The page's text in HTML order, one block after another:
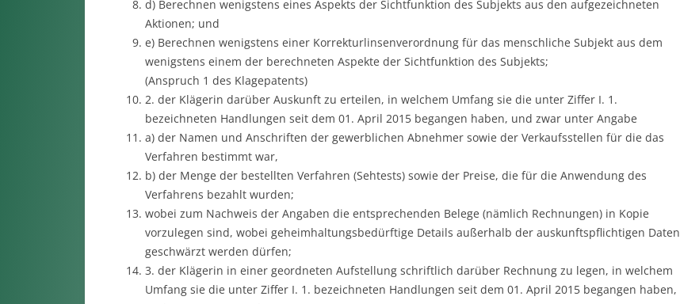
d) Berechnen wenigstens eines Aspekts der Sichtfunktion des Subjekts aus den aufgezeichneten
Aktionen; und
e) Berechnen wenigstens einer Korrekturlinsenverordnung für das menschliche Subjekt aus dem
wenigstens einem der berechneten Aspekte der Sichtfunktion des Subjekts;
(Anspruch 1 des Klagepatents)
2. der Klägerin darüber Auskunft zu erteilen, in welchem Umfang sie die unter Ziffer I. 1.
bezeichneten Handlungen seit dem 01. April 2015 begangen haben, und zwar unter Angabe
a) der Namen und Anschriften der gewerblichen Abnehmer sowie der Verkaufsstellen für die das
Verfahren bestimmt war,
b) der Menge der bestellten Verfahren (Sehtests) sowie der Preise, die für die Anwendung des
Verfahrens bezahlt wurden;
wobei zum Nachweis der Angaben die entsprechenden Belege (nämlich Rechnungen) in Kopie
vorzulegen sind, wobei geheimhaltungsbedürftige Details außerhalb der auskunftspflichtigen Daten
geschwärzt werden dürfen;
3. der Klägerin in einer geordneten Aufstellung schriftlich darüber Rechnung zu legen, in welchem
Umfang sie die unter Ziffer I. 1. bezeichneten Handlungen seit dem 01. April 2015 begangen haben,